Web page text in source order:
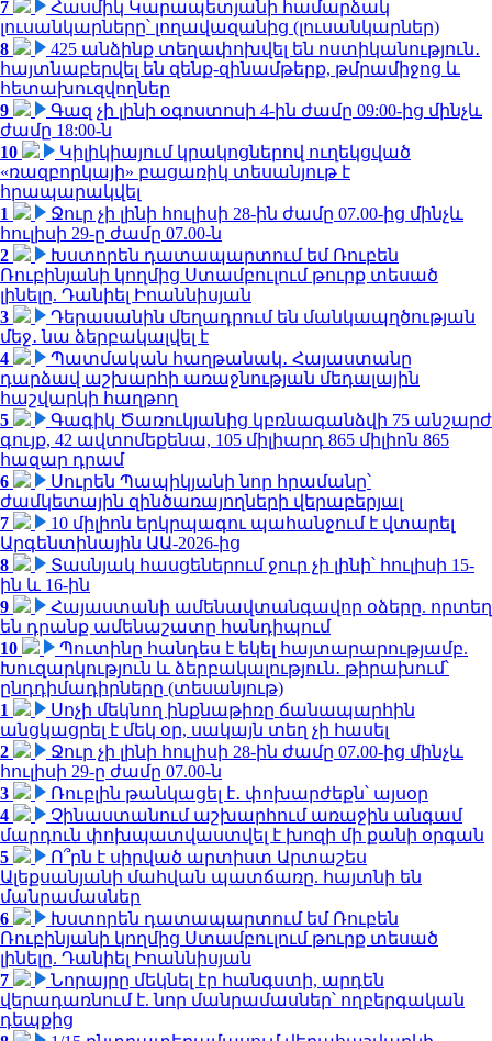
7
Հասմիկ Կարապետյանի համարձակ
լուսանկարները՝ լողավազանից (լուսանկարներ)
8
425 անձինք տեղափոխվել են ոստիկանություն․
հայտնաբերվել են զենք-զինամթերք, թմրամիջոց և
հետախուզվողներ
9
Գազ չի լինի օգոստոսի 4-ին ժամը 09:00-ից մինչև
ժամը 18:00-ն
10
Կիլիկիայում կրակոցներով ուղեկցված
«ռազբորկայի» բացառիկ տեսանյութ է
հրապարակվել
1
Ջուր չի լինի հուլիսի 28-ին ժամը 07.00-ից մինչև
հուլիսի 29-ը ժամը 07.00-ն
2
Խստորեն դատապարտում եմ Ռուբեն
Ռուբինյանի կողմից Ստամբուլում թուրք տեսած
լինելը. Դանիել Իոաննիսյան
3
Դերասանին մեղադրում են մանկապղծության
մեջ․ նա ձերբակալվել է
4
Պատմական հաղթանակ․ Հայաստանը
դարձավ աշխարհի առաջնության մեդալային
հաշվարկի հաղթող
5
Գագիկ Ծառուկյանից կբռնագանձվի 75 անշարժ
գույք, 42 ավտոմեքենա, 105 միլիարդ 865 միլիոն 865
հազար դրամ
6
Սուրեն Պապիկյանի նոր հրամանը՝
ժամկետային զինծառայողների վերաբերյալ
7
10 միլիոն երկրպագու պահանջում է վտարել
Արգենտինային ԱԱ-2026-ից
8
Տասնյակ հասցեներում ջուր չի լինի՝ հուլիսի 15-
ին և 16-ին
9
Հայաստանի ամենավտանգավոր օձերը. որտեղ
են դրանք ամենաշատը հանդիպում
10
Պուտինը հանդես է եկել հայտարարությամբ.
Խուզարկություն և ձերբակալություն․ թիրախում՝
ընդդիմադիրները (տեսանյութ)
1
Սոչի մեկնող ինքնաթիռը ճանապարհին
անցկացրել է մեկ օր, սակայն տեղ չի հասել
2
Ջուր չի լինի հուլիսի 28-ին ժամը 07.00-ից մինչև
հուլիսի 29-ը ժամը 07.00-ն
3
Ռուբլին թանկացել է․ փոխարժեքն՝ այսօր
4
Չինաստանում աշխարհում առաջին անգամ
մարդուն փոխպատվաստվել է խոզի մի քանի օրգան
5
Ո՞րն է սիրված արտիստ Արտաշես
Ալեքսանյանի մահվան պատճառը. հայտնի են
մանրամասներ
6
Խստորեն դատապարտում եմ Ռուբեն
Ռուբինյանի կողմից Ստամբուլում թուրք տեսած
լինելը. Դանիել Իոաննիսյան
7
Նորայրը մեկնել էր հանգստի, արդեն
վերադառնում է. նոր մանրամասներ՝ ողբերգական
դեպքից